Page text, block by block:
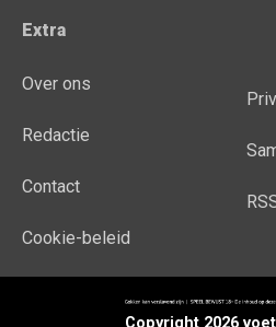
Extra
Over ons
Redactie
Contact
Cookie-beleid
Copyright 2026